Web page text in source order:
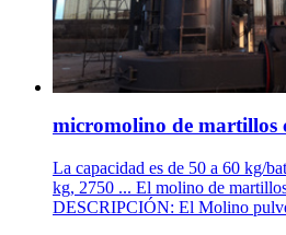
micromolino de martillos
La capacidad es de 50 a 60 kg/
kg, 2750 ... El molino de
DESCRIPCIÓN: El Molino